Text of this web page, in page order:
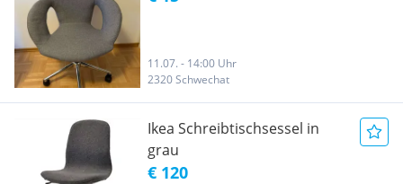
11.07. - 14:00 Uhr
2320 Schwechat
Ikea Schreibtischsessel in
grau
€ 120